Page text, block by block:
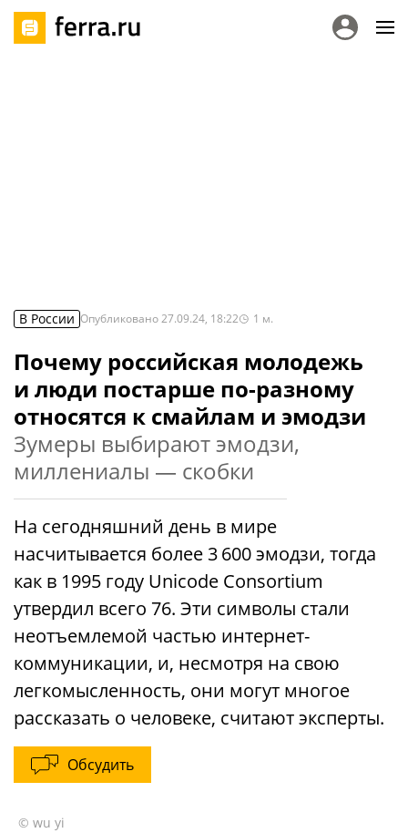
В России Опубликовано27.09.24, 18:22 1 м.
Почему российская молодежь
и люди постарше по-разному
относятся к смайлам и эмодзи
Зумеры выбирают эмодзи,
миллениалы — скобки
На сегодняшний день в мире
насчитывается более 3 600 эмодзи, тогда
как в 1995 году Unicode Consortium
утвердил всего 76. Эти символы стали
неотъемлемой частью интернет-
коммуникации, и, несмотря на свою
легкомысленность, они могут многое
рассказать о человеке, считают эксперты.
Обсудить
© wu yi